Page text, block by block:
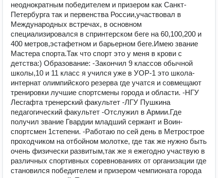
неоднократным победителем и призером как Санкт-
Петербурга так и первенства России,участвовал в
Международных встречах, в основном
специализировался в спринтерском беге на 60,100,200 и
400 метров,эстафетном и барьерном беге.Имею звание
Мастера спорта.Так что спорт это у меня в крови с
детства:) Образование: -Закончил 9 классов обычной
школы,10 и 11 класс я учился уже в УОР-1 это школа-
интернат олимпийского резерва где учатся и совмещают
тренировки лучшие спортсмены города и области. -НГУ
Лесгафта тренерский факультет -ЛГУ Пушкина
педагогический факультет -Отслужил в Армии.Где
получил звание Гвардии младший сержант и Воин-
спортсмен 1степени. -Работаю по сей день в Метрострое
проходчиком на отбойном молотке, где так же нужно быть
очень физически развитым,так же я ежегодно участвую в
различных спортивных соревнованиях от организации где
становился победителем и призером чемпионата города